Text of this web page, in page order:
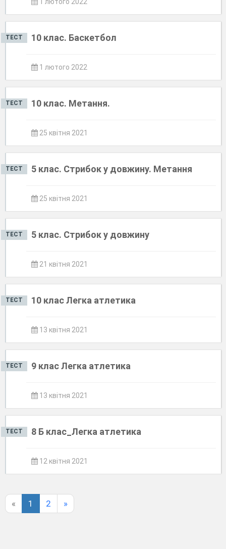
ТЕСТ 10 клас. Баскетбол
1 лютого 2022
ТЕСТ 10 клас. Метання.
25 квітня 2021
ТЕСТ 5 клас. Стрибок у довжину. Метання
25 квітня 2021
ТЕСТ 5 клас. Стрибок у довжину
21 квітня 2021
ТЕСТ 10 клас Легка атлетика
13 квітня 2021
ТЕСТ 9 клас Легка атлетика
13 квітня 2021
ТЕСТ 8 Б клас_Легка атлетика
12 квітня 2021
« 1 2 »